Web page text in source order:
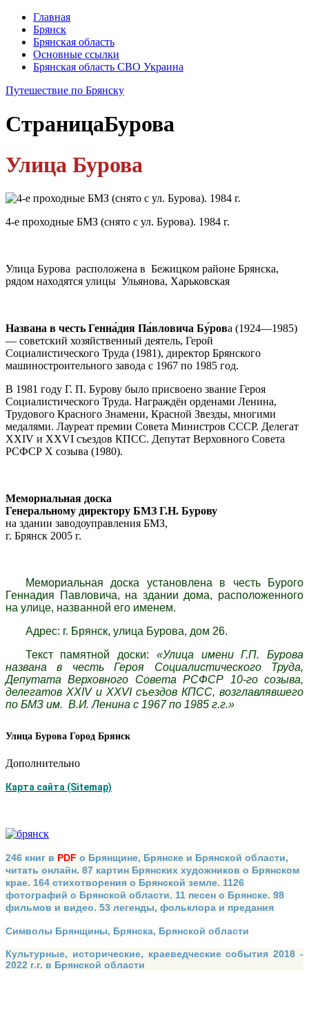
Главная
Брянск
Брянская область
Основные ссылки
Брянская область СВО Украина
Путешествие по Брянску
СтраницаБурова
Улица Бурова
4-е проходные БМЗ (снято с ул. Бурова). 1984 г.
Улица Бурова расположена в Бежицком районе Брянска,
рядом находятся улицы Ульянова, Харьковская
Названа в честь Генна́дия Па́вловича Бу́рова (1924—1985)
— советский хозяйственный деятель, Герой
Социалистического Труда (1981), директор Брянского
машиностроительного завода с 1967 по 1985 год.
В 1981 году Г. П. Бурову было присвоено звание Героя
Социалистического Труда. Награждён орденами Ленина,
Трудового Красного Знамени, Красной Звезды, многими
медалями. Лауреат премии Совета Министров СССР. Делегат
XXIV и XXVI съездов КПСС. Депутат Верховного Совета
РСФСР X созыва (1980).
Мемориальная доска
Генеральному директору БМЗ Г.Н. Бурову
на здании заводоуправления БМЗ,
г. Брянск 2005 г.
Мемориальная доска установлена в честь Бурого
Геннадия Павловича, на здании дома, расположенного
на улице, названной его именем.
Адрес: г. Брянск, улица Бурова, дом 26.
Текст памятной доски: «Улица имени Г.П. Бурова
названа в честь Героя Социалистического Труда,
Депутата Верховного Совета РСФСР 10-го созыва,
делегатов XXIV и XXVI съездов КПСС, возглавлявшего
по БМЗ им. В.И. Ленина с 1967 по 1985 г.г.»
Улица Бурова Город Брянск
Дополнительно
Карта сайта (Sitemap)
246 книг в PDF о Брянщине, Брянске и Брянской области,
читать онлайн. 87 картин Брянских художников о Брянском
крае. 164 стихотворения о Брянской земле. 1126
фотографий о Брянской области. 11 песен о Брянске. 98
фильмов и видео. 53 легенды, фольклора и предания
Символы Брянщины, Брянска, Брянской области
Культурные, исторические, краеведческие события 2018 -
2022 г.г. в Брянской области